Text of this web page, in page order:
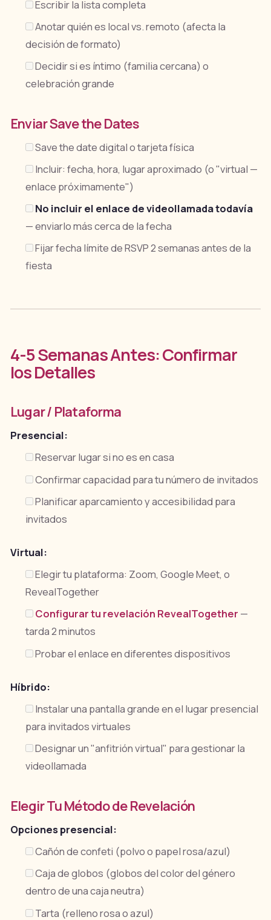
Escribir la lista completa
Anotar quién es local vs. remoto (afecta la
decisión de formato)
Decidir si es íntimo (familia cercana) o
celebración grande
Enviar Save the Dates
Save the date digital o tarjeta física
Incluir: fecha, hora, lugar aproximado (o "virtual —
enlace próximamente")
No incluir el enlace de videollamada todavía
— enviarlo más cerca de la fecha
Fijar fecha límite de RSVP 2 semanas antes de la
fiesta
4-5 Semanas Antes: Confirmar
los Detalles
Lugar / Plataforma
Presencial:
Reservar lugar si no es en casa
Confirmar capacidad para tu número de invitados
Planificar aparcamiento y accesibilidad para
invitados
Virtual:
Elegir tu plataforma: Zoom, Google Meet, o
RevealTogether
Configurar tu revelación RevealTogether —
tarda 2 minutos
Probar el enlace en diferentes dispositivos
Híbrido:
Instalar una pantalla grande en el lugar presencial
para invitados virtuales
Designar un "anfitrión virtual" para gestionar la
videollamada
Elegir Tu Método de Revelación
Opciones presencial:
Cañón de confeti (polvo o papel rosa/azul)
Caja de globos (globos del color del género
dentro de una caja neutra)
Tarta (relleno rosa o azul)